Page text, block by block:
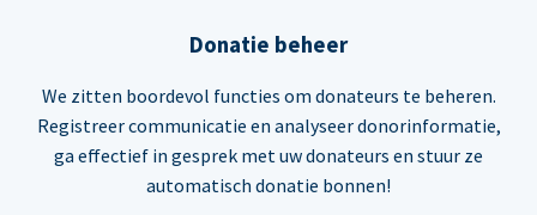
Donatie beheer
We zitten boordevol functies om donateurs te beheren.
Registreer communicatie en analyseer donorinformatie,
ga effectief in gesprek met uw donateurs en stuur ze
automatisch donatie bonnen!